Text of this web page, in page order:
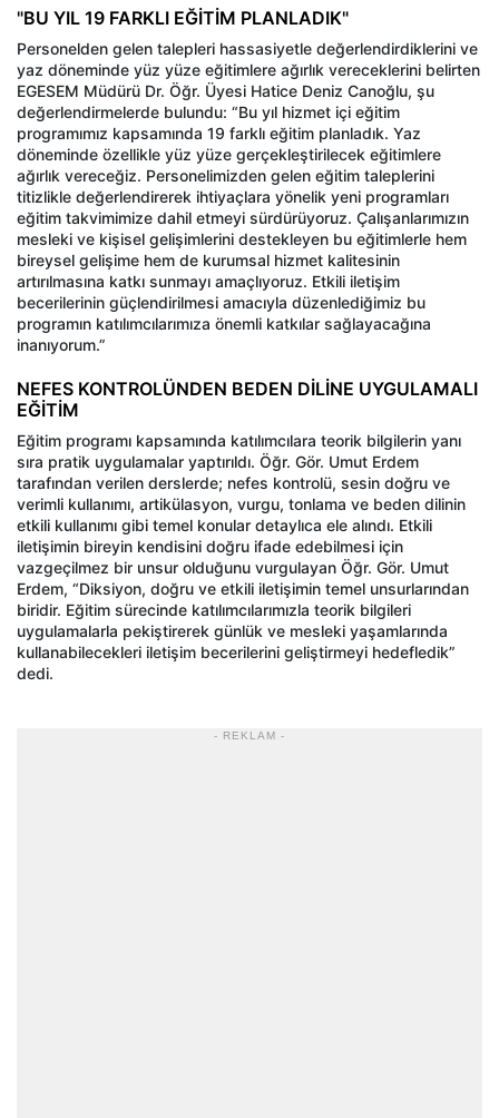
"BU YIL 19 FARKLI EĞİTİM PLANLADIK"
Personelden gelen talepleri hassasiyetle değerlendirdiklerini ve
yaz döneminde yüz yüze eğitimlere ağırlık vereceklerini belirten
EGESEM Müdürü Dr. Öğr. Üyesi Hatice Deniz Canoğlu, şu
değerlendirmelerde bulundu: “Bu yıl hizmet içi eğitim
programımız kapsamında 19 farklı eğitim planladık. Yaz
döneminde özellikle yüz yüze gerçekleştirilecek eğitimlere
ağırlık vereceğiz. Personelimizden gelen eğitim taleplerini
titizlikle değerlendirerek ihtiyaçlara yönelik yeni programları
eğitim takvimimize dahil etmeyi sürdürüyoruz. Çalışanlarımızın
mesleki ve kişisel gelişimlerini destekleyen bu eğitimlerle hem
bireysel gelişime hem de kurumsal hizmet kalitesinin
artırılmasına katkı sunmayı amaçlıyoruz. Etkili iletişim
becerilerinin güçlendirilmesi amacıyla düzenlediğimiz bu
programın katılımcılarımıza önemli katkılar sağlayacağına
inanıyorum.”
NEFES KONTROLÜNDEN BEDEN DİLİNE UYGULAMALI
EĞİTİM
Eğitim programı kapsamında katılımcılara teorik bilgilerin yanı
sıra pratik uygulamalar yaptırıldı. Öğr. Gör. Umut Erdem
tarafından verilen derslerde; nefes kontrolü, sesin doğru ve
verimli kullanımı, artikülasyon, vurgu, tonlama ve beden dilinin
etkili kullanımı gibi temel konular detaylıca ele alındı. Etkili
iletişimin bireyin kendisini doğru ifade edebilmesi için
vazgeçilmez bir unsur olduğunu vurgulayan Öğr. Gör. Umut
Erdem, “Diksiyon, doğru ve etkili iletişimin temel unsurlarından
biridir. Eğitim sürecinde katılımcılarımızla teorik bilgileri
uygulamalarla pekiştirerek günlük ve mesleki yaşamlarında
kullanabilecekleri iletişim becerilerini geliştirmeyi hedefledik”
dedi.
- REKLAM -